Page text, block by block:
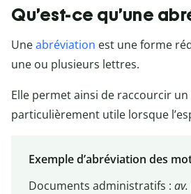
Qu’est-ce qu’une
Uneabréviation est une forme
une ou plusieurs lettres.
Elle permet ainsi de raccourcir
particulièrement utile lorsque
Exemple d’abréviation des
Documents administratifs : av.